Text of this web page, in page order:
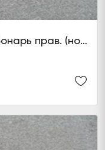
Задний комбинированный фонарь прав. (новейший образец)